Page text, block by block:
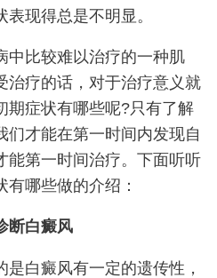
现得总是不明显。
比较难以治疗的一种肌
治疗的话，对于治疗意义就
期症状有哪些呢?只有了解
们才能在第一时间内发现自
能第一时间治疗。下面听听
有哪些做的介绍：
断白癜风
白癜风有一定的遗传性，